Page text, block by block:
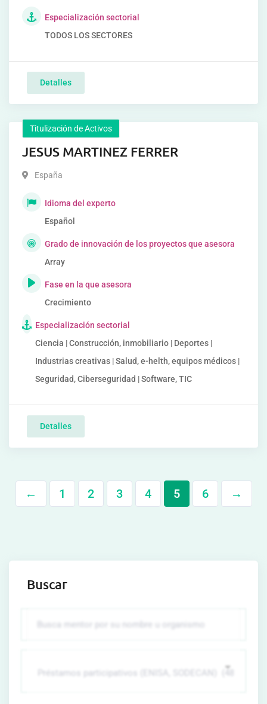
Especialización sectorial
TODOS LOS SECTORES
Detalles
Titulización de Activos
JESUS MARTINEZ FERRER
España
Idioma del experto
Español
Grado de innovación de los proyectos que asesora
Array
Fase en la que asesora
Crecimiento
Especialización sectorial
Ciencia | Construcción, inmobiliario | Deportes |
Industrias creativas | Salud, e-helth, equipos médicos |
Seguridad, Ciberseguridad | Software, TIC
Detalles
← 1 2 3 4 5 6 →
Buscar